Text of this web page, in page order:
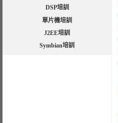
DSP培訓
單片機培訓
J2EE培訓
Symbian培訓